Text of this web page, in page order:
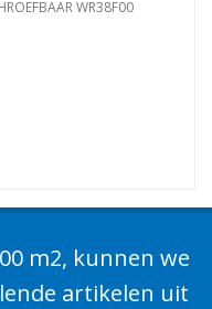
WR38F00
m2, kunnen we
artikelen uit